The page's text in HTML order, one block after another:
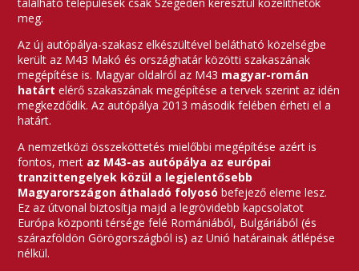
meg.
Az új autópálya-szakasz elkészültével belátható közelségbe
került az M43 Makó és országhatár közötti szakaszának
megépítése is. Magyar oldalról az M43 magyar-román
határt elérő szakaszának megépítése a tervek szerint az idén
megkezdődik. Az autópálya 2013 második felében érheti el a
határt.
A nemzetközi összeköttetés mielőbbi megépítése azért is
fontos, mert az M43-as autópálya az európai
tranzittengelyek közül a legjelentősebb
Magyarországon áthaladó folyosóbefejező eleme lesz.
Ez az útvonal biztosítja majd a legrövidebb kapcsolatot
Európa központi térsége felé Romániából, Bulgáriából (és
szárazföldön Görögországból is) az Unió határainak átlépése
nélkül.